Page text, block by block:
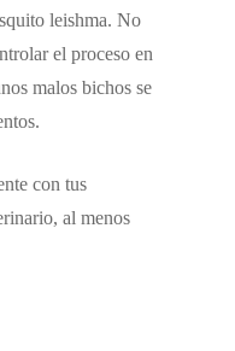
leishma. No
el proceso en
malos bichos se
con tus
al menos